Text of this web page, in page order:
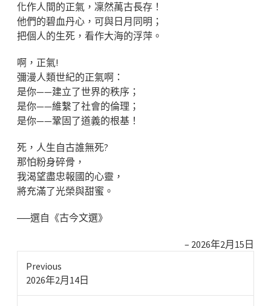
化作人間的正氣，凜然萬古長存！
他們的碧血丹心，可與日月同明；
把個人的生死，看作大海的浮萍。
啊，正氣!
彌漫人類世紀的正氣啊：
是你——建立了世界的秩序；
是你——維繫了社會的倫理；
是你——鞏固了道義的根基！
死，人生自古誰無死?
那怕粉身碎骨，
我渴望盡忠報國的心靈，
將充滿了光榮與甜蜜。
──選自《古今文選》
2026年2月15日
Previous
Previous
2026年2月14日